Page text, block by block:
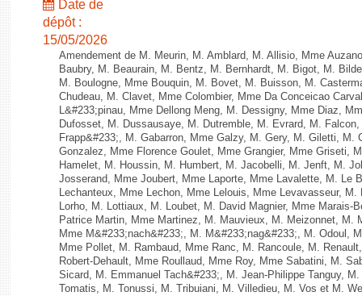
Date de
dépôt :
15/05/2026
Amendement de M. Meurin, M. Amblard, M. Allisio, Mme
Baubry, M. Beaurain, M. Bentz, M. Bernhardt, M. Bigot, M.
M. Boulogne, Mme Bouquin, M. Bovet, M. Buisson, M.
Chudeau, M. Clavet, Mme Colombier, Mme Da Conceicao
L&#233;pinau, Mme Dellong Meng, M. Dessigny, Mme Diaz,
Dufosset, M. Dussausaye, M. Dutremble, M. Evrard, M.
Frapp&#233;, M. Gabarron, Mme Galzy, M. Gery, M. Giletti,
Gonzalez, Mme Florence Goulet, Mme Grangier, Mme Griseti,
Hamelet, M. Houssin, M. Humbert, M. Jacobelli, M. Jenft, M.
Josserand, Mme Joubert, Mme Laporte, Mme Lavalette, M. Le
Lechanteux, Mme Lechon, Mme Lelouis, Mme Levavasseur,
Lorho, M. Lottiaux, M. Loubet, M. David Magnier, Mme Marais-
Patrice Martin, Mme Martinez, M. Mauvieux, M. Meizonnet, M.
Mme M&#233;nach&#233;, M. M&#233;nag&#233;, M. Odoul,
Mme Pollet, M. Rambaud, Mme Ranc, M. Rancoule, M.
Robert-Dehault, Mme Roullaud, Mme Roy, Mme Sabatini, M.
Sicard, M. Emmanuel Tach&#233;, M. Jean-Philippe Tanguy,
Tomatis, M. Tonussi, M. Tribuiani, M. Villedieu, M. Vos et M.